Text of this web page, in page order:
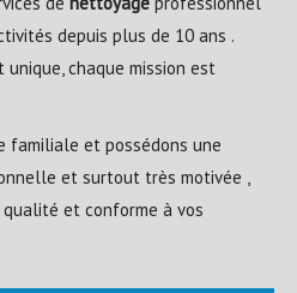
depuis plus de 10 ans .
chaque mission est
familiale et possédons une
et surtout très motivée ,
et conforme à vos